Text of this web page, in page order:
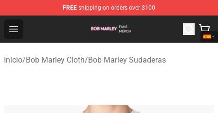
FREE shipping on orders over $100
Open menu
Bob Marley Shop - Official Bob Marley Merchandise
Inicio/Bob Marley Cloth/Bob Marley Sudaderas